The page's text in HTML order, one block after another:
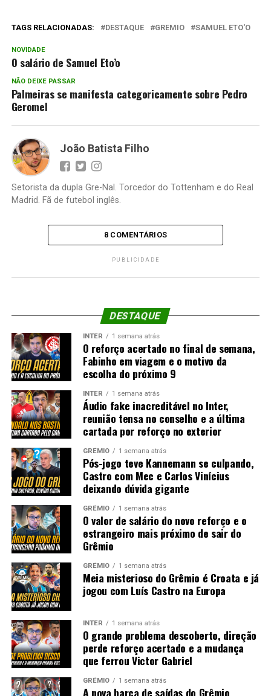
TAGS RELACIONADAS: DESTAQUE GREMIO SAMUEL ETO'O
NOVIDADE
O salário de Samuel Eto’o
NÃO DEIXE PASSAR
Palmeiras se manifesta categoricamente sobre Pedro
Geromel
João Batista Filho
Setorista da dupla Gre-Nal. Torcedor do Tottenham e do Real
Madrid. Fã de futebol inglês.
8 COMENTÁRIOS
PUBLICIDADE
DESTAQUE
INTER 1 semana atrás
O reforço acertado no final de semana,
Fabinho em viagem e o motivo da
escolha do próximo 9
INTER 1 semana atrás
Áudio fake inacreditável no Inter,
reunião tensa no conselho e a última
cartada por reforço no exterior
GRÊMIO 1 semana atrás
Pós-jogo teve Kannemann se culpando,
Castro com Mec e Carlos Vinícius
deixando dúvida gigante
GRÊMIO 1 semana atrás
O valor de salário do novo reforço e o
estrangeiro mais próximo de sair do
Grêmio
GRÊMIO 1 semana atrás
Meia misterioso do Grêmio é Croata e já
jogou com Luís Castro na Europa
INTER 1 semana atrás
O grande problema descoberto, direção
perde reforço acertado e a mudança
que ferrou Victor Gabriel
GRÊMIO 1 semana atrás
A nova barca de saídas do Grêmio